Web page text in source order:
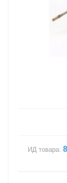
ИД товара: